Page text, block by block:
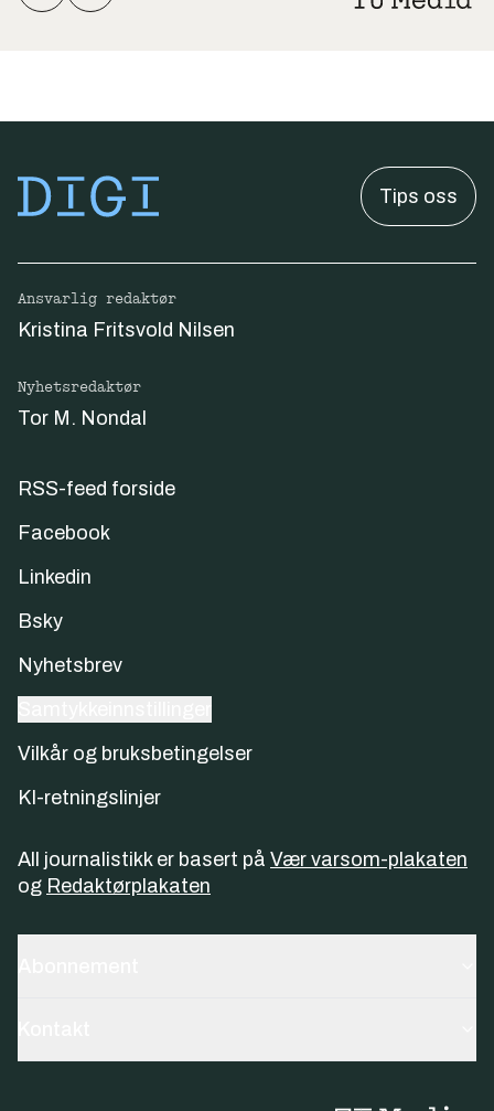
Tips oss
Ansvarlig redaktør
Kristina Fritsvold Nilsen
Nyhetsredaktør
Tor M. Nondal
RSS-feed forside
Facebook
Linkedin
Bsky
Nyhetsbrev
Vilkår og bruksbetingelser
KI-retningslinjer
All journalistikk er basert på Vær varsom-plakaten
og Redaktørplakaten